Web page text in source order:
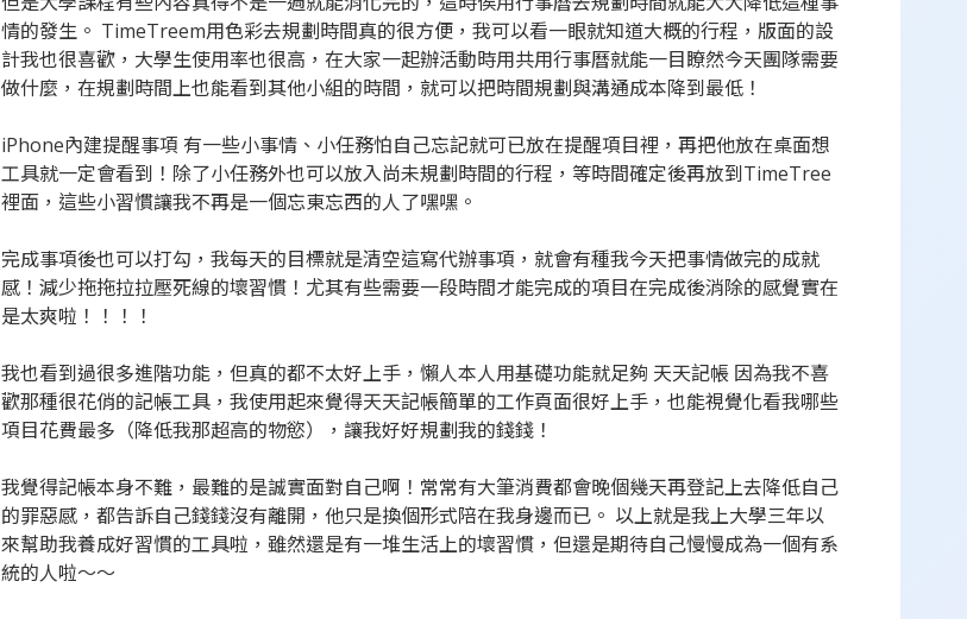
情的發生。 TimeTreem用色彩去規劃時間真的很方便，我可以看一眼就知道大概的行程，版面的設
計我也很喜歡，大學生使用率也很高，在大家一起辦活動時用共用行事曆就能一目瞭然今天團隊需要
做什麼，在規劃時間上也能看到其他小組的時間，就可以把時間規劃與溝通成本降到最低！
iPhone內建提醒事項 有一些小事情、小任務怕自己忘記就可已放在提醒項目裡，再把他放在桌面想
工具就一定會看到！除了小任務外也可以放入尚未規劃時間的行程，等時間確定後再放到TimeTree
裡面，這些小習慣讓我不再是一個忘東忘西的人了嘿嘿。
完成事項後也可以打勾，我每天的目標就是清空這寫代辦事項，就會有種我今天把事情做完的成就
感！減少拖拖拉拉壓死線的壞習慣！尤其有些需要一段時間才能完成的項目在完成後消除的感覺實在
是太爽啦！！！！
我也看到過很多進階功能，但真的都不太好上手，懶人本人用基礎功能就足夠 天天記帳 因為我不喜
歡那種很花俏的記帳工具，我使用起來覺得天天記帳簡單的工作頁面很好上手，也能視覺化看我哪些
項目花費最多（降低我那超高的物慾），讓我好好規劃我的錢錢！
我覺得記帳本身不難，最難的是誠實面對自己啊！常常有大筆消費都會晚個幾天再登記上去降低自己
的罪惡感，都告訴自己錢錢沒有離開，他只是換個形式陪在我身邊而已。 以上就是我上大學三年以
來幫助我養成好習慣的工具啦，雖然還是有一堆生活上的壞習慣，但還是期待自己慢慢成為一個有系
統的人啦～～